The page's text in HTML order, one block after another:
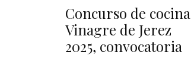
Concurso de cocina
Vinagre de Jerez
2025, convocatoria